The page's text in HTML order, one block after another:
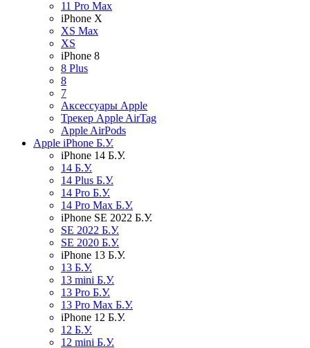
11 Pro Max
iPhone X
XS Max
XS
iPhone 8
8 Plus
8
7
Аксессуары Apple
Трекер Apple AirTag
Apple AirPods
Apple iPhone Б.У.
iPhone 14 Б.У.
14 Б.У.
14 Plus Б.У.
14 Pro Б.У.
14 Pro Max Б.У.
iPhone SE 2022 Б.У.
SE 2022 Б.У.
SE 2020 Б.У.
iPhone 13 Б.У.
13 Б.У.
13 mini Б.У.
13 Pro Б.У.
13 Pro Max Б.У.
iPhone 12 Б.У.
12 Б.У.
12 mini Б.У.